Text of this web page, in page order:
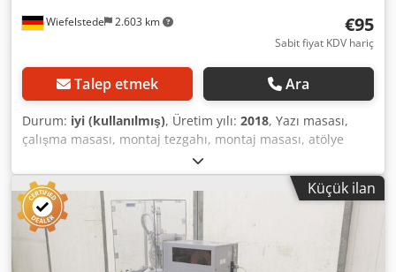
Wiefelstede 2.603 km €95
Sabit fiyat KDV hariç
Talep etmek Ara
Durum: iyi (kullanılmış), Üretim yılı: 2018, Yazı masası,
çalışma masası, montaj tezgahı, montaj masası, atölye
masası, çok amaçlı masa -Üretici: Ceha, çok amaçlı masa
Tip PM-120-60 -Genişlik: 1200 mm -Derinlik: 600 mm -
Yükseklik: 720-750 mm -Taşıma kapasitesi: 100 kg -Masa:
kolayca demonte edilir / depolanabilir -Adet: 11 adet masa
mevcut Dksdpfx Ahoywuvzsisr -Fiyat: adet başı -Taşıma
ölçüleri: 1200/600/Y72 mm -Ağırlık: 16 kg/adet
Küçük ilan